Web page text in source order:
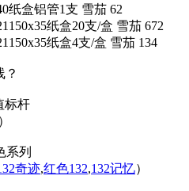
纸盒铝管1支 雪茄 62
纸盒20支/盒 雪茄 672
纸盒4支/盒 雪茄 134
？
标杆
）
系列
奇迹,红色132,132记忆）